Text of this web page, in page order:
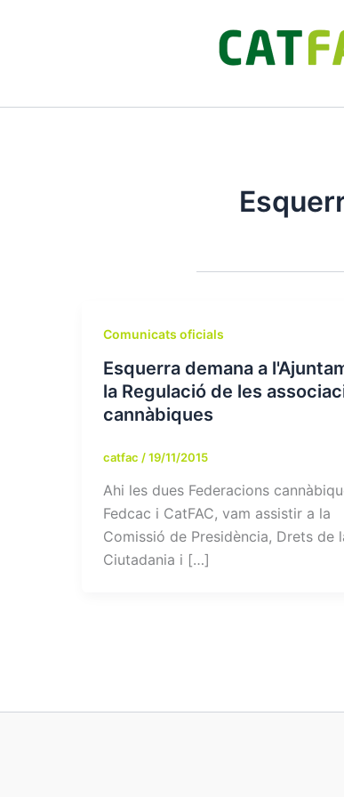
Comunicats oficials
Esquerra demana a
la Regulació de les
cannàbiques
catfac /19/11/2015
Ahi les dues Federacions
Fedcac i CatFAC, vam assistir a la
Comissió de Presidència, Drets de
Ciutadania i […]